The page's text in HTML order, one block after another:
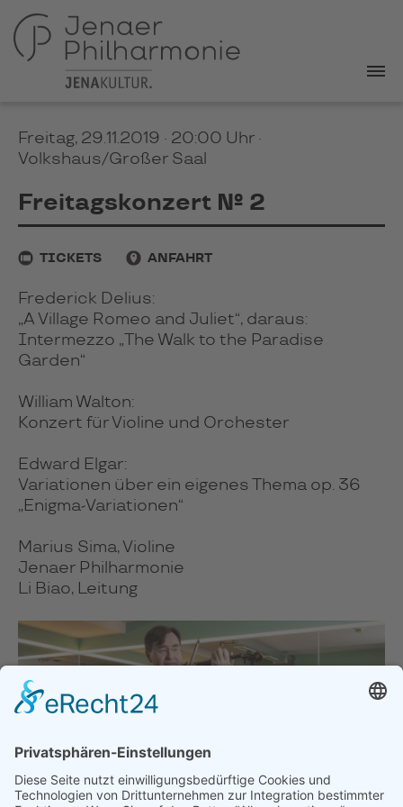
Freitag, 29.11.2019 · 20:00 Uhr ·
Volkshaus/Großer Saal
Freitagskonzert № 2
TICKETS ANFAHRT
Frederick Delius:
„A Village Romeo and Juliet“, daraus:
Intermezzo „The Walk to the Paradise
Garden“
William Walton:
Konzert für Violine und Orchester
Edward Elgar:
Variationen über ein eigenes Thema op. 36
„Enigma-Variationen“
Marius Sima, Violine
Jenaer Philharmonie
Li Biao, Leitung
Marius Sima, Foto: Christoph Beer